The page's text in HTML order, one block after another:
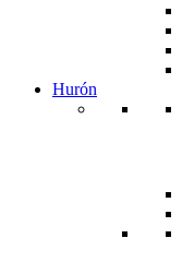
Hurón